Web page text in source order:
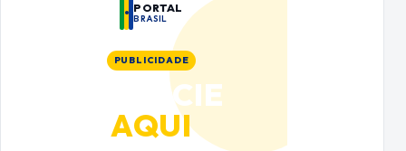
PORTAL
BRASIL
PUBLICIDADE
ANUNCIE
AQUI